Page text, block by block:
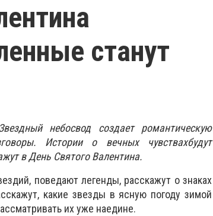
станут
небосвод создает романтическую
Истории о вечных чувствахбудут
в День Святого Валентина.
поведают легенды, расскажут о знаках
какие звезды в ясную погоду зимой
их уже наедине.